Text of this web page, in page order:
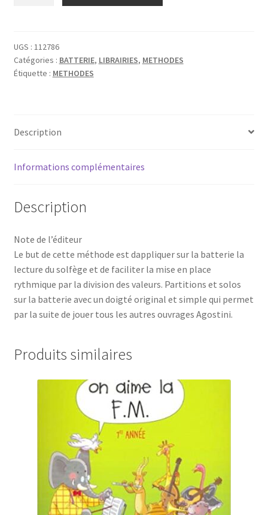
VOL.
1
UGS : 112786
Catégories : BATTERIE, LIBRAIRIES, METHODES
Étiquette : METHODES
Description
Informations complémentaires
Description
Note de l’éditeur
Le but de cette méthode est dappliquer sur la batterie la
lecture du solfège et de faciliter la mise en place
rythmique par la division des valeurs. Partitions et solos
sur la batterie avec un doigté original et simple qui permet
par la suite de jouer tous les autres ouvrages Agostini.
Produits similaires